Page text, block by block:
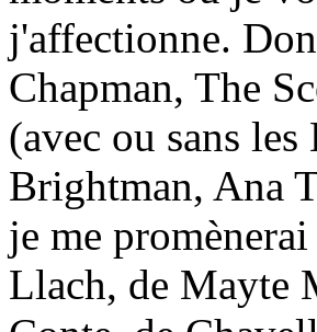
j'affectionne.
Chapman, The
(avec ou sans
Brightman, Ana
je me
Llach, de Mayte